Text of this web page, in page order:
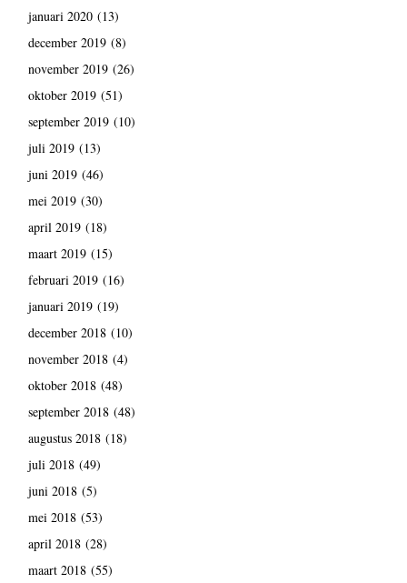
januari 2020(13)
december 2019(8)
november 2019(26)
oktober 2019(51)
september 2019(10)
juli 2019(13)
juni 2019(46)
mei 2019(30)
april 2019(18)
maart 2019(15)
februari 2019(16)
januari 2019(19)
december 2018(10)
november 2018(4)
oktober 2018(48)
september 2018(48)
augustus 2018(18)
juli 2018(49)
juni 2018(5)
mei 2018(53)
april 2018(28)
maart 2018(55)